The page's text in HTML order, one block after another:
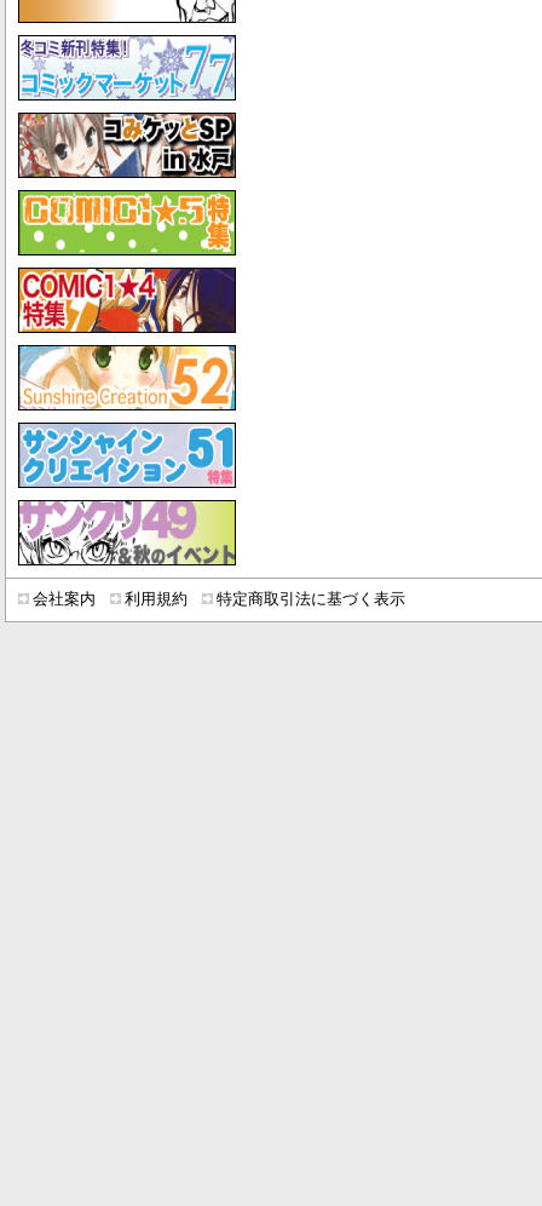
会社案内 利用規約 特定商取引法に基づく表示